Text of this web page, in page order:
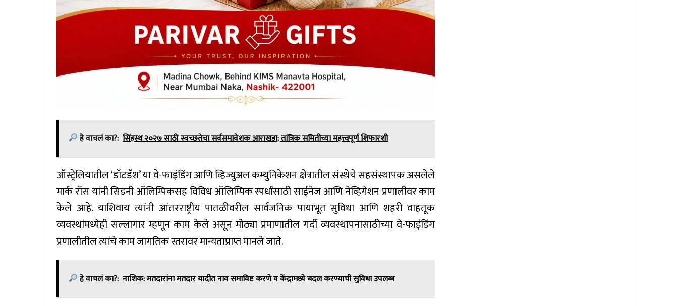
हे वाचलं का?: सिंहस्थ २०२७ साठी स्वच्छतेचा सर्वसमावेशक आराखडा; तांत्रिक समितीच्या महत्त्वपूर्ण शिफारशी
ऑस्ट्रेलियातील ‘डॉटडॅश’ या वे-फाइंडिंग आणि व्हिज्युअल कम्युनिकेशन क्षेत्रातील संस्थेचे सहसंस्थापक असलेले
मार्क रॉस यांनी सिडनी ऑलिम्पिकसह विविध ऑलिम्पिक स्पर्धांसाठी साईनेज आणि नेव्हिगेशन प्रणालीवर काम
केले आहे. याशिवाय त्यांनी आंतरराष्ट्रीय पातळीवरील सार्वजनिक पायाभूत सुविधा आणि शहरी वाहतूक
व्यवस्थांमध्येही सल्लागार म्हणून काम केले असून मोठ्या प्रमाणातील गर्दी व्यवस्थापनासाठीच्या वे-फाइंडिंग
प्रणालीतील त्यांचे काम जागतिक स्तरावर मान्यताप्राप्त मानले जाते.
हे वाचलं का?: नाशिक: मतदारांना मतदार यादीत नाव समाविष्ट करणे व केंद्रामध्ये बदल करण्याची सुविधा उपलब्ध